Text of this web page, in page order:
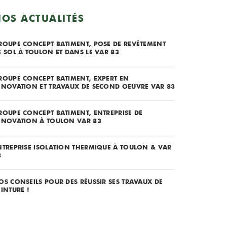
ACTUALITÉS
CONCEPT BATIMENT, POSE DE REVÊTEMENT
SOL À TOULON ET DANS LE VAR 83
CONCEPT BATIMENT, EXPERT EN
ET TRAVAUX DE SECOND OEUVRE VAR 83
CONCEPT BATIMENT, ENTREPRISE DE
À TOULON VAR 83
ISOLATION THERMIQUE À TOULON & VAR
CONSEILS POUR DES RÉUSSIR SES TRAVAUX DE
!